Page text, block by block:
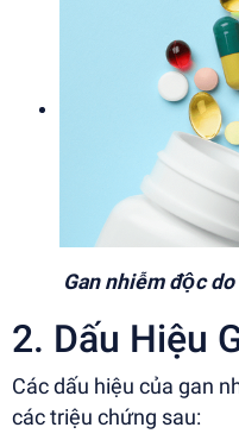
Gan nhiễm độc
2. Dấu Hiệu
Các dấu hiệu của gan
các triệu chứng sau: